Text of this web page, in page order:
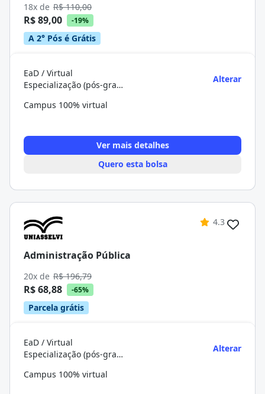
18x de R$ 110,00
R$ 89,00 -19%
A 2° Pós é Grátis
EaD / Virtual
Especialização (pós-graduação)
Alterar
Campus 100% virtual
Ver mais detalhes
Quero esta bolsa
4.3
Administração Pública
20x de R$ 196,79
R$ 68,88 -65%
Parcela grátis
EaD / Virtual
Especialização (pós-graduação)
Alterar
Campus 100% virtual